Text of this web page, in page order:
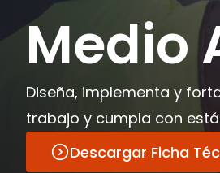
Medio
Diseña, implementa y
trabajo y cumpla con
Descargar Ficha